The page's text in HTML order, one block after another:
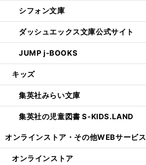
シフォン文庫
ダッシュエックス文庫公式サイト
JUMP j-BOOKS
キッズ
集英社みらい文庫
集英社の児童図書 S-KIDS.LAND
オンラインストア・ その他WEBサービス
オンラインストア